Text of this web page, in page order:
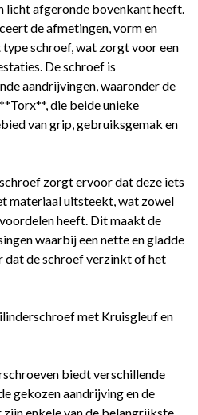
licht afgeronde bovenkant heeft.
de afmetingen, vorm en
schroef, wat zorgt voor een
De schroef is
aandrijvingen, waaronder de
die beide unieke
van grip, gebruiksgemak en
zorgt ervoor dat deze iets
materiaal uitsteekt, wat zowel
heeft. Dit maakt de
waarbij een nette en gladde
dat de schroef verzinkt of het
met Kruisgleuf en
biedt verschillende
gekozen aandrijving en de